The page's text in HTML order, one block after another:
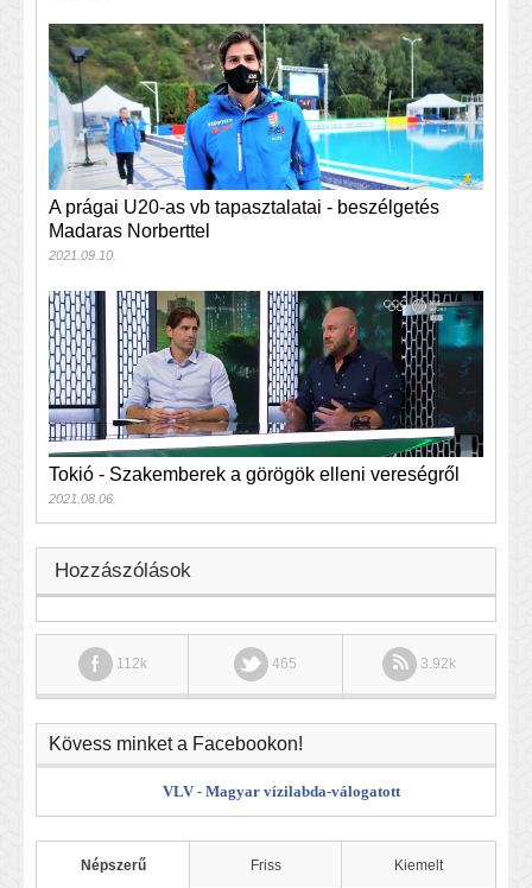
A prágai U20-as vb tapasztalatai - beszélgetés
Madaras Norberttel
2021.09.10.
Tokió - Szakemberek a görögök elleni vereségről
2021.08.06.
Hozzászólások
112k 465 3.92k
Kövess minket a Facebookon!
VLV - Magyar vízilabda-válogatott
Népszerű Friss Kiemelt